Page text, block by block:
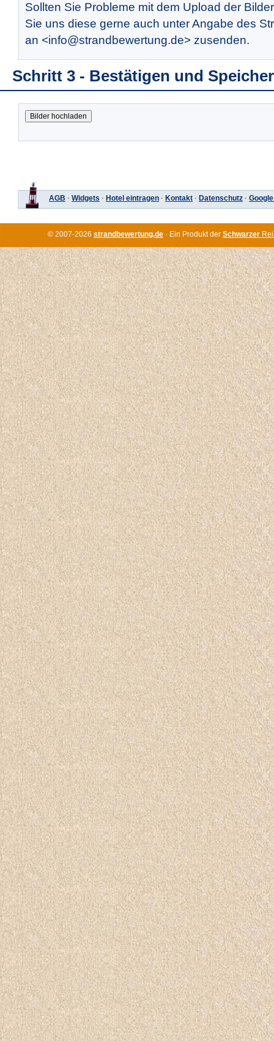
Sollten Sie Probleme mit dem Upload der
Sie uns diese gerne auch unter Angabe des
an <info@strandbewertung.de> zusenden.
Schritt 3 - Bestätigen und
AGB · Widgets · Hotel eintragen · Kontakt · Datenschutz ·
© 2007-2026 strandbewertung.de · Ein Produkt der Schwarzer